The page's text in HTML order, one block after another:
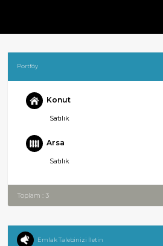
Portföy
Konut
Satılık
Arsa
Satılık
Toplam : 3
Emlak Talebinizi İletin